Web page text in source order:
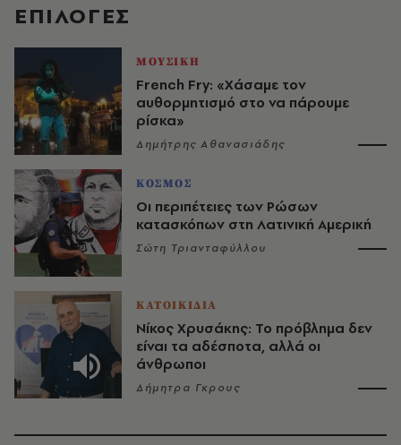
EΠΙΛΟΓΈΣ
ΜΟΥΣΙΚΗ
French Fry: «Χάσαμε τον
αυθορμητισμό στο να πάρουμε
ρίσκα»
Δημήτρης Αθανασιάδης
ΚΟΣΜΟΣ
Οι περιπέτειες των Ρώσων
κατασκόπων στη Λατινική Αμερική
Σώτη Τριανταφύλλου
ΚΑΤΟΙΚΙΔΙΑ
Νίκος Χρυσάκης: Το πρόβλημα δεν
είναι τα αδέσποτα, αλλά οι
άνθρωποι
Δήμητρα Γκρους